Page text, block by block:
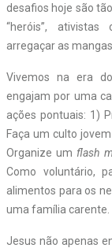
desafios hoje são
“heróis”, ativistas
arregaçar as
Vivemos na era
engajam por uma
ações pontuais: 1)
Faça um culto
Organize um flash
Como voluntário,
alimentos para os
uma família carente.
Jesus não apenas